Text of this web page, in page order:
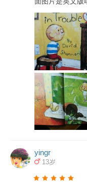
的谎。不过他
上做起了噩梦
并真诚地承认了
过多的说教，而
去发现。比如
要骂人？大卫
的内容，更能让
错。这不比单
少，但是画面感
堆的坏习惯。建
之后再引导孩
什么？这样做会
yingr
13岁